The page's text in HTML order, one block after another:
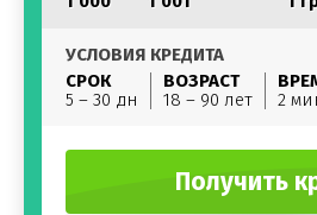
УСЛОВИЯ КРЕДИТА
СРОК
5 – 30 дн
ВОЗРАСТ
18 – 90 лет
2
Получить